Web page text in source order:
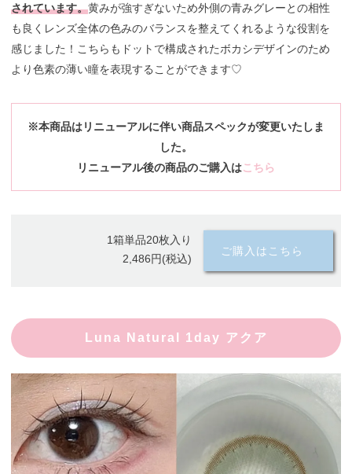
されています。黄みが強すぎないため外側の青みグレーとの相性
も良くレンズ全体の色みのバランスを整えてくれるような役割を
感じました！こちらもドットで構成されたボカシデザインのため
より色素の薄い瞳を表現することができます♡
※本商品はリニューアルに伴い商品スペックが変更いたしま
した。
リニューアル後の商品のご購入はこちら
1箱単品20枚入り
2,486円(税込)
ご購入はこちら
Luna Natural 1day アクア